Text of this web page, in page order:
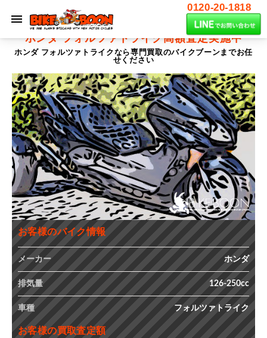
0120-20-1818
ホンダ フォルツァトライク高額査定実施中
ホンダ フォルツァトライクなら専門買取のバイクブーンまでお任
せください
お客様のバイク情報
メーカー ホンダ
排気量 126-250cc
車種 フォルツァトライク
お客様の買取査定額